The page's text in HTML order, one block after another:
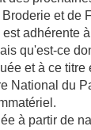
et de
adhérente
qu'est-ce
et à ce titre
National du
à partir de